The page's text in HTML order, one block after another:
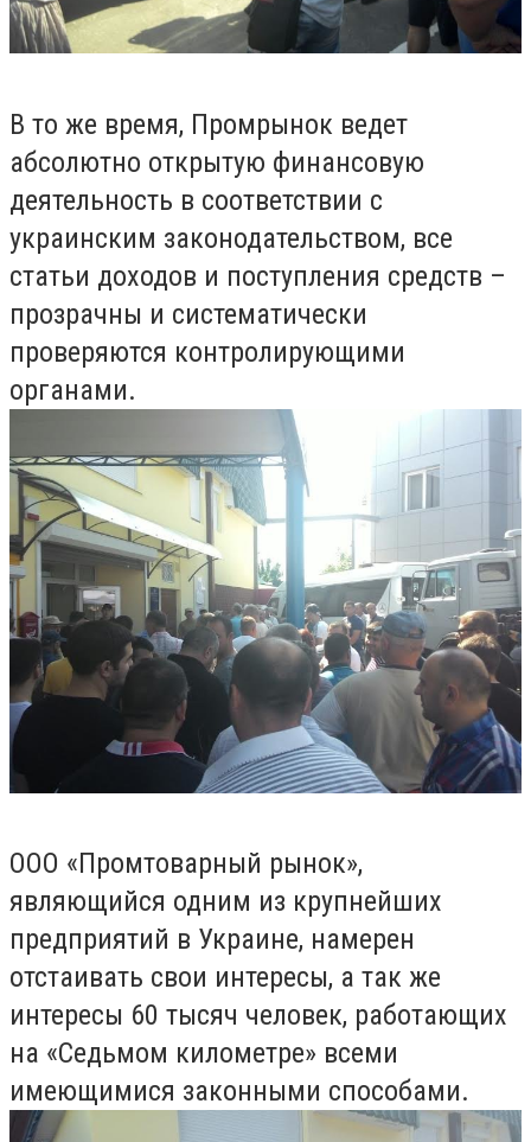
В то же время, Промрынок ведет
абсолютно открытую финансовую
деятельность в соответствии с
украинским законодательством, все
статьи доходов и поступления средств –
прозрачны и систематически
проверяются контролирующими
органами.
ООО «Промтоварный рынок»,
являющийся одним из крупнейших
предприятий в Украине, намерен
отстаивать свои интересы, а так же
интересы 60 тысяч человек, работающих
на «Седьмом километре» всеми
имеющимися законными способами.